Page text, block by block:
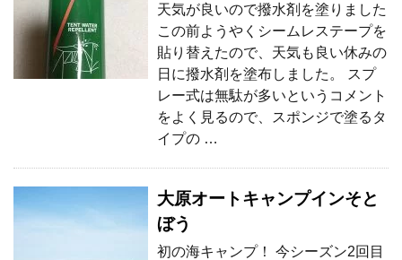
天気が良いので撥水剤を塗りました
この前ようやくシームレステープを
貼り替えたので、天気も良い休みの
日に撥水剤を塗布しました。 スプ
レー式は無駄が多いというコメント
をよく見るので、スポンジで塗るタ
イプの …
大原オートキャンプインそと
ぼう
初の海キャンプ！ 今シーズン2回目